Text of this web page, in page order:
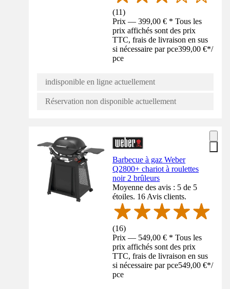
(11)
Prix — 399,00 € * Tous les
prix affichés sont des prix
TTC, frais de livraison en sus
si nécessaire par pce399,00 €*/
pce
indisponible en ligne actuellement
Réservation non disponible actuellement
Barbecue à gaz Weber
Q2800+ chariot à roulettes
noir 2 brûleurs
Moyenne des avis : 5 de 5
étoiles. 16 Avis clients.
(16)
Prix — 549,00 € * Tous les
prix affichés sont des prix
TTC, frais de livraison en sus
si nécessaire par pce549,00 €*/
pce